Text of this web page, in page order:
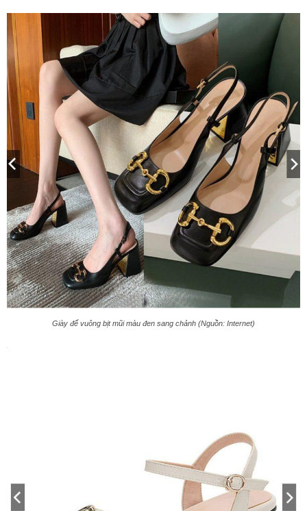
Giày đế vuông bịt mũi màu đen sang chảnh (Nguồn: Internet)